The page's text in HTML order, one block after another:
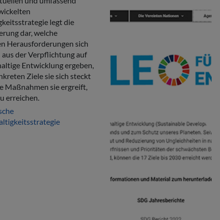
legt die
dar, welche
Herausforderungen sich
aus der Verpflichtung auf
Entwicklung ergeben,
Ziele sie sich steckt
Maßnahmen sie ergreift,
erreichen.